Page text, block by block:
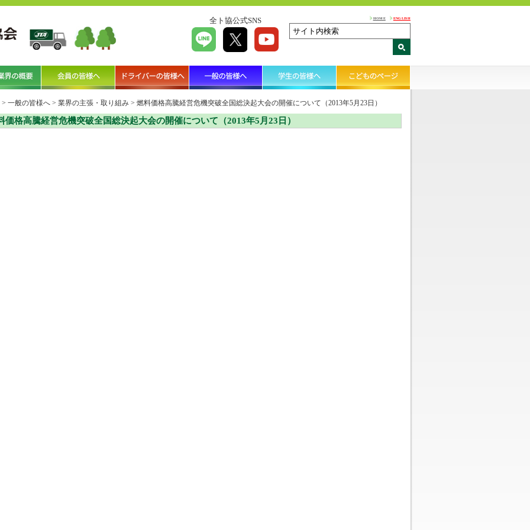
全ト協公式SNS HOME ENGLISH
> 一般の皆様へ > 業界の主張・取り組み > 燃料価格高騰経営危機突破全国総決起大会の開催について（2013年5月23日）
価格高騰経営危機突破全国総決起大会の開催について（2013年5月23日）